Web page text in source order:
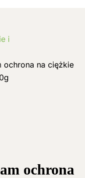
i
ochrona na ciężkie
ochrona